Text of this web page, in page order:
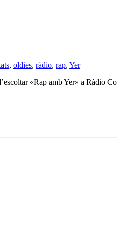
, oldies, ràdio, rap, Yer
«Rap amb Yer» a Ràdio